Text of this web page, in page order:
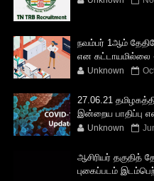
நவம்பர் 1ஆம்
என கட்டாயமில்லை
Unknown
27.06.21
இன்றைய பாதிப்பு
Unknown
ஆசிரியர் தகுதித்
புகைப்படம்